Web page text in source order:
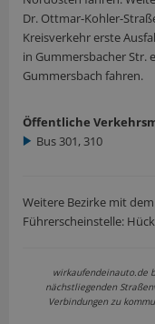
Dr. Ottmar-Kohler-
Kreisverkehr erste
in Gummersbacher Str.
Gummersbach fahren.
Öffentliche
Bus 301, 310
Weitere Bezirke mit
Führerscheinstelle:
wirkaufendeinauto.de
nächstliegenden
Verbindungen zu